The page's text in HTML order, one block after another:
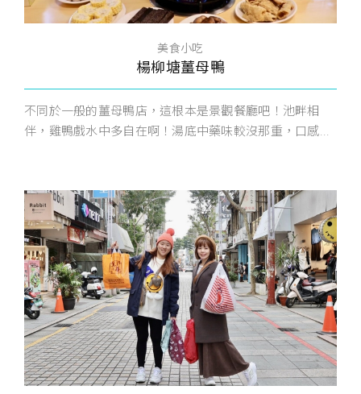
美食小吃
楊柳塘薑母鴨
不同於一般的薑母鴨店，這根本是景觀餐廳吧！池畔相
伴，雞鴨戲水中多自在啊！湯底中藥味較沒那重，口感...